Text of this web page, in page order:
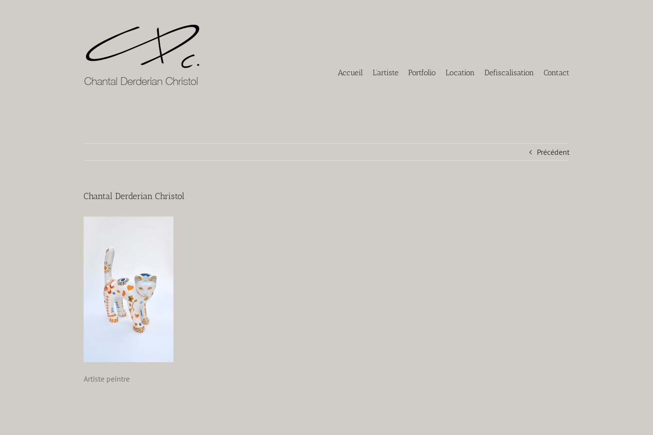
Accueil L’artiste Portfolio Location Defiscalisation Contact
Précédent
Chantal Derderian Christol
Artiste peintre